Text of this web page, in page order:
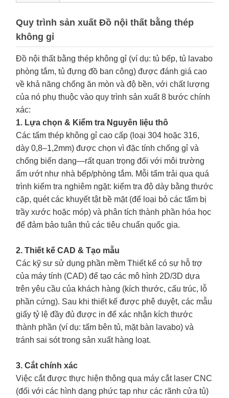
Quy trình sản xuất Đồ nội thất bằng thép
không gỉ
Đồ nội thất bằng thép không gỉ (ví dụ: tủ bếp, tủ lavabo
phòng tắm, tủ đựng đồ ban công) được đánh giá cao
về khả năng chống ăn mòn và độ bền, với chất lượng
của nó phụ thuộc vào quy trình sản xuất 8 bước chính
xác:
1. Lựa chọn & Kiểm tra Nguyên liệu thô
Các tấm thép không gỉ cao cấp (loại 304 hoặc 316,
dày 0,8–1,2mm) được chọn vì đặc tính chống gỉ và
chống biến dạng—rất quan trọng đối với môi trường
ẩm ướt như nhà bếp/phòng tắm. Mỗi tấm trải qua quá
trình kiểm tra nghiêm ngặt: kiểm tra độ dày bằng thước
cặp, quét các khuyết tật bề mặt (để loại bỏ các tấm bị
trầy xước hoặc móp) và phân tích thành phần hóa học
để đảm bảo tuân thủ các tiêu chuẩn quốc gia.
2. Thiết kế CAD & Tạo mẫu
Các kỹ sư sử dụng phần mềm Thiết kế có sự hỗ trợ
của máy tính (CAD) để tạo các mô hình 2D/3D dựa
trên yêu cầu của khách hàng (kích thước, cấu trúc, lỗ
phần cứng). Sau khi thiết kế được phê duyệt, các mẫu
giấy tỷ lệ đầy đủ được in để xác nhận kích thước
thành phần (ví dụ: tấm bên tủ, mặt bàn lavabo) và
tránh sai sót trong sản xuất hàng loạt.
3. Cắt chính xác
Việc cắt được thực hiện thông qua máy cắt laser CNC
(đối với các hình dạng phức tạp như các rãnh cửa tủ)